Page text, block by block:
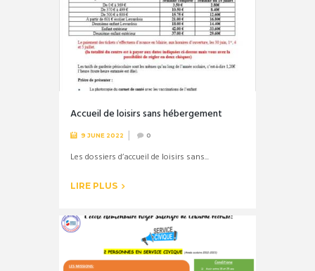
Accueil de loisirs sans hébergement
9 JUNE 2022 0
Les dossiers d’accueil de loisirs sans...
LIRE PLUS